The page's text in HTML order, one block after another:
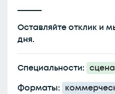
______
Оставляйте отклик и
дня.
Специальности:
Форматы: